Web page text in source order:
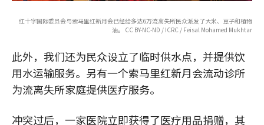
红十字国际委员会与索马里红新月会已经给多达6万流离失所民众派发了大米、豆子和植物
油。 CC BY-NC-ND / ICRC / Feisal Mohamed Mukhtar
此外，我们还为民众设立了临时供水点，并提供饮
用水运输服务。另有一个索马里红新月会流动诊所
为流离失所家庭提供医疗服务。
冲突过后，一家医院立即获得了医疗用品捐赠，其